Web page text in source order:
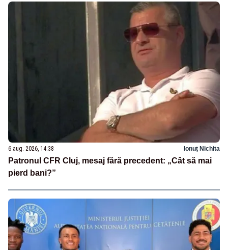
6 aug. 2026, 14:38 Ionuț Nichita
Patronul CFR Cluj, mesaj fără precedent: „Cât să mai
pierd bani?”